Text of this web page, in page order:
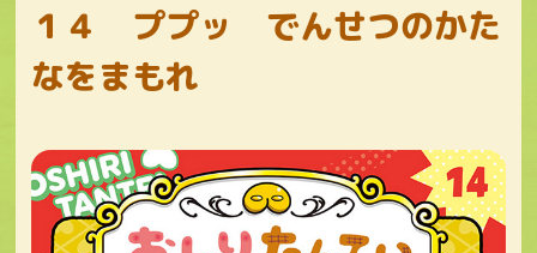
１４ ププッ でんせつのかた
なをまもれ